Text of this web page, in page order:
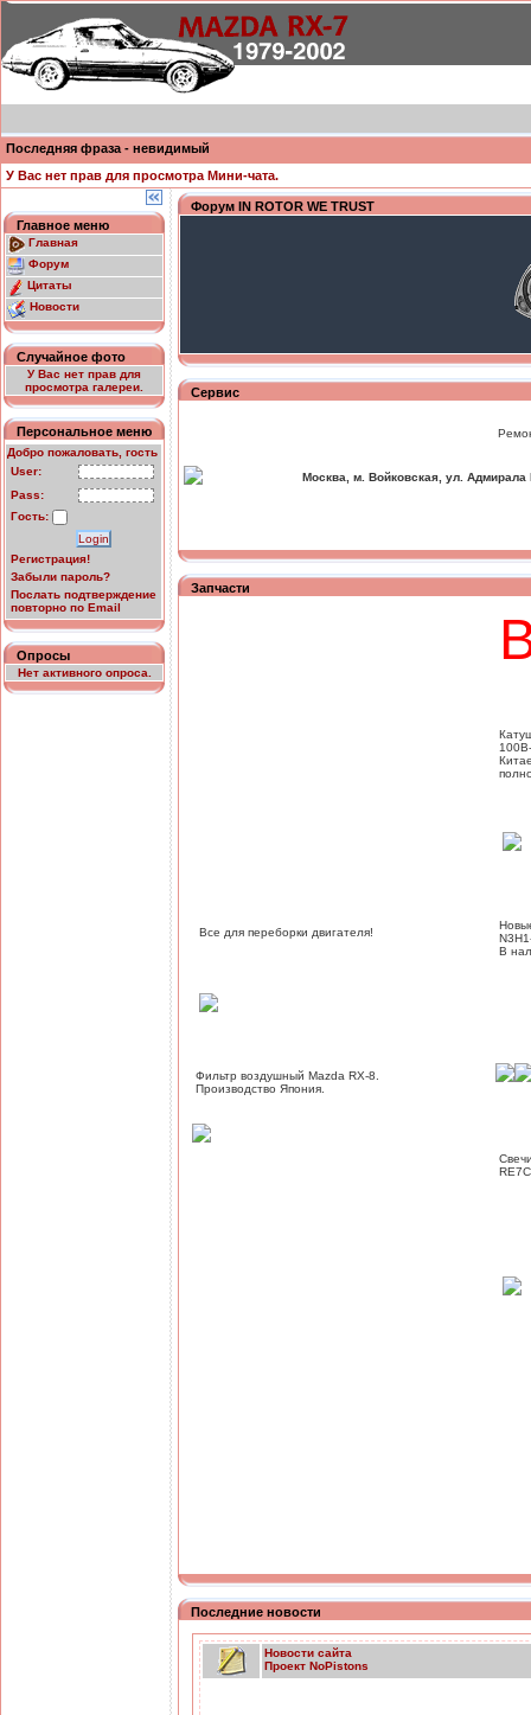
Последняя фраза - невидимый
У Вас нет прав для просмотра Мини-чата.
Главное меню
Главная
Форум
Цитаты
Новости
Случайное фото
У Вас нет прав для
просмотра галереи.
Персональное меню
Добро пожаловать, гость
User:
Pass:
Гость:
Регистрация!
Забыли пароль?
Послать подтверждение
повторно по Email
Опросы
Нет активного опроса.
Форум IN ROTOR WE TRUST
Сервис
Москва, м. Войковская, ул. Адмирала
Запчасти
Все для переборки двигателя!
Фильтр воздушный Mazda RX-8.
Производство Япония.
В
Последние новости
Новости сайта
Проект NoPistons